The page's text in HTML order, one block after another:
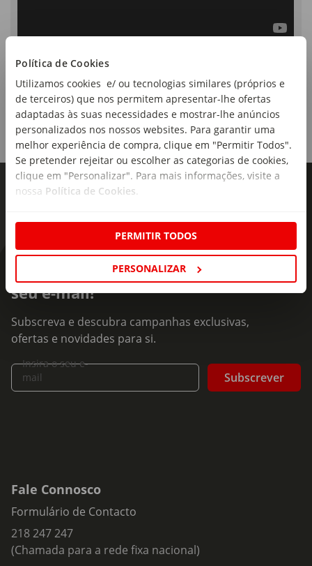
Política de Cookies
Utilizamos cookies e/ ou tecnologias similares (próprios e
de terceiros) que nos permitem apresentar-lhe ofertas
adaptadas às suas necessidades e mostrar-lhe anúncios
personalizados nos nossos websites. Para garantir uma
melhor experiência de compra, clique em "Permitir Todos".
Se pretender rejeitar ou escolher as categorias de cookies,
clique em "Personalizar". Para mais informações, visite a
nossa Política de Cookies.
PERMITIR TODOS
PERSONALIZAR
As novidades mais frescas no
seu e-mail!
Subscreva e descubra campanhas exclusivas,
ofertas e novidades para si.
Insira o seu e-
mail
Subscrever
Fale Connosco
Formulário de Contacto
218 247 247
(Chamada para a rede fixa nacional)